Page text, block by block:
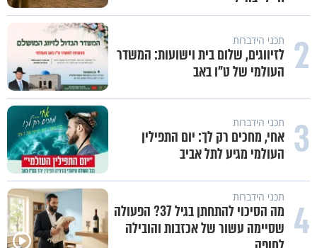
2 תכני הידברות
לזיווגים, שלום בית וישועות: המשדר
העולמי של ט"ו באב
3 תכני הידברות
אחי, מחכים רק לך: יום התפילין
העולמי מגיע לתל אביב
4 תכני הידברות
מה הסיכוי להתחתן בגיל 37? הפעולה
שסיימה עשור של אכזבות והובילה